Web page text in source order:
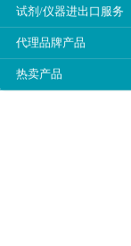
试剂/仪器进出口服务
代理品牌产品
热卖产品